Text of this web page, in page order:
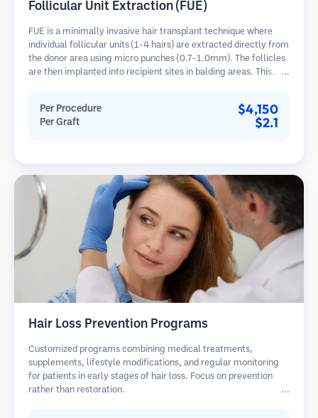
Follicular Unit Extraction (FUE)
FUE is a minimally invasive hair transplant technique where
individual follicular units (1-4 hairs) are extracted directly from
the donor area using micro punches (0.7-1.0mm). The follicles
are then implanted into recipient sites in balding areas. This
Per Procedure $4,150
Per Graft $2.1
Hair Loss Prevention Programs
Customized programs combining medical treatments,
supplements, lifestyle modifications, and regular monitoring
for patients in early stages of hair loss. Focus on prevention
rather than restoration.